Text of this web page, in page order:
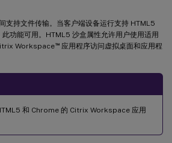
支持文件传输。当客户端设备运行支持 HTML5
功能可用。HTML5 沙盒属性允许用户使用适用
Workspace™应用程序访问虚拟桌面和应用程
和 Chrome 的 Citrix Workspace 应用